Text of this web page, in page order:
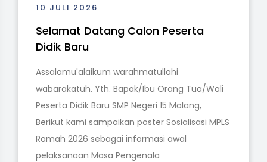
10 JULI 2026
Selamat Datang Calon Peserta
Didik Baru
Assalamu'alaikum warahmatullahi
wabarakatuh. Yth. Bapak/Ibu Orang Tua/Wali
Peserta Didik Baru SMP Negeri 15 Malang,
Berikut kami sampaikan poster Sosialisasi MPLS
Ramah 2026 sebagai informasi awal
pelaksanaan Masa Pengenala